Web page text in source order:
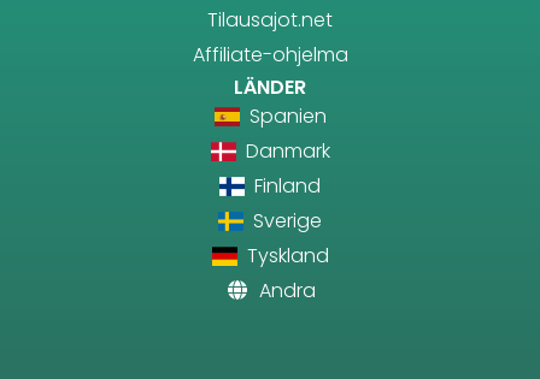
Tilausajot.net
Affiliate-ohjelma
LÄNDER
Spanien
Danmark
Finland
Sverige
Tyskland
Andra